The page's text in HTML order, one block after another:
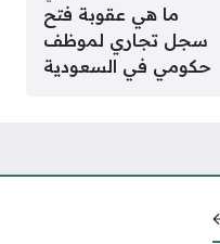
ما هي عقوبة فتح
سجل تجاري لموظف
حكومي في السعودية